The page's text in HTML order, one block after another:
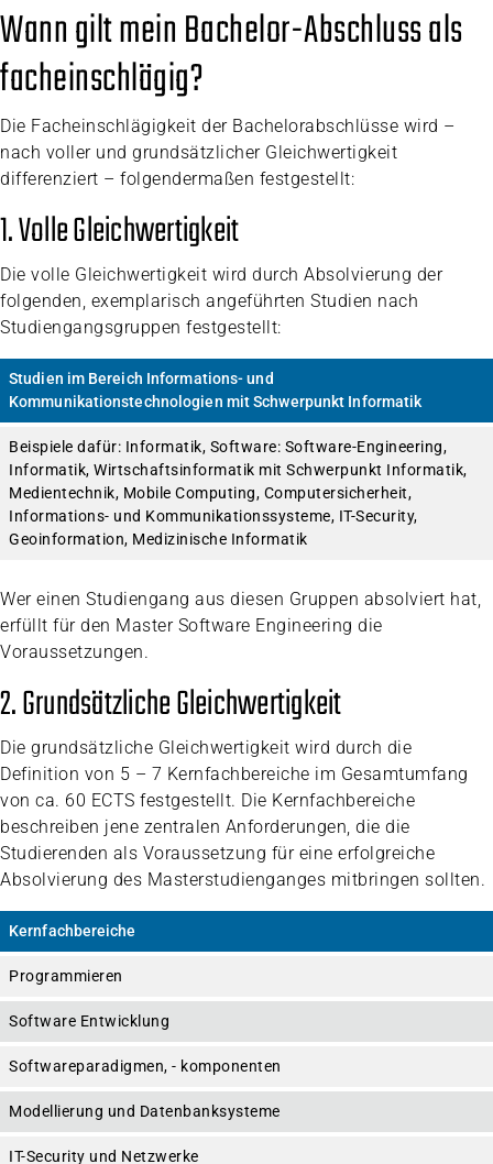
Wann gilt mein Bachelor-Abschluss als
facheinschlägig?
Die Facheinschlägigkeit der Bachelorabschlüsse wird –
nach voller und grundsätzlicher Gleichwertigkeit
differenziert – folgendermaßen festgestellt:
1. Volle Gleichwertigkeit
Die volle Gleichwertigkeit wird durch Absolvierung der
folgenden, exemplarisch angeführten Studien nach
Studiengangsgruppen festgestellt:
Studien im Bereich Informations- und
Kommunikationstechnologien mit Schwerpunkt Informatik
Beispiele dafür: Informatik, Software: Software-Engineering,
Informatik, Wirtschaftsinformatik mit Schwerpunkt Informatik,
Medientechnik, Mobile Computing, Computersicherheit,
Informations- und Kommunikationssysteme, IT-Security,
Geoinformation, Medizinische Informatik
Wer einen Studiengang aus diesen Gruppen absolviert hat,
erfüllt für den Master Software Engineering die
Voraussetzungen.
2. Grundsätzliche Gleichwertigkeit
Die grundsätzliche Gleichwertigkeit wird durch die
Definition von 5 – 7 Kernfachbereiche im Gesamtumfang
von ca. 60 ECTS festgestellt. Die Kernfachbereiche
beschreiben jene zentralen Anforderungen, die die
Studierenden als Voraussetzung für eine erfolgreiche
Absolvierung des Masterstudienganges mitbringen sollten.
Kernfachbereiche
Programmieren
Software Entwicklung
Softwareparadigmen, - komponenten
Modellierung und Datenbanksysteme
IT-Security und Netzwerke